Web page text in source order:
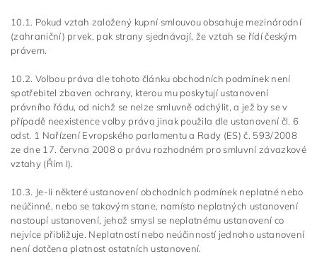
10.1. Pokud vztah založený kupní smlouvou obsahuje mezinárodní
(zahraniční) prvek, pak strany sjednávají, že vztah se řídí českým
právem.
10.2. Volbou práva dle tohoto článku obchodních podmínek není
spotřebitel zbaven ochrany, kterou mu poskytují ustanovení
právního řádu, od nichž se nelze smluvně odchýlit, a jež by se v
případě neexistence volby práva jinak použila dle ustanovení čl. 6
odst. 1 Nařízení Evropského parlamentu a Rady (ES) č. 593/2008
ze dne 17. června 2008 o právu rozhodném pro smluvní závazkové
vztahy (Řím I).
10.3. Je-li některé ustanovení obchodních podmínek neplatné nebo
neúčinné, nebo se takovým stane, namísto neplatných ustanovení
nastoupí ustanovení, jehož smysl se neplatnému ustanovení co
nejvíce přibližuje. Neplatností nebo neúčinností jednoho ustanovení
není dotčena platnost ostatních ustanovení.